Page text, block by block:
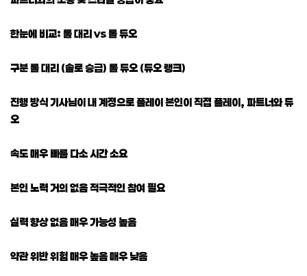
한눈에 비교: 롤 대리 vs 롤 듀오
구분 롤 대리 (솔로 승급) 롤 듀오 (듀오 랭크)
진행 방식 기사님이 내 계정으로 플레이 본인이 직접 플레이, 파트너와 듀
오
속도 매우 빠름 다소 시간 소요
본인 노력 거의 없음 적극적인 참여 필요
실력 향상 없음 매우 가능성 높음
약관 위반 위험 매우 높음 매우 낮음